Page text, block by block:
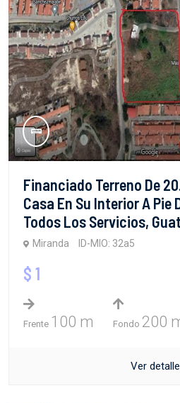
Financiado Terreno De
Casa En Su Interior A Pie
Todos Los Servicios,
Miranda ID-MIO: 32a5
$ 1
Frente 100 m Fondo 200
Ver